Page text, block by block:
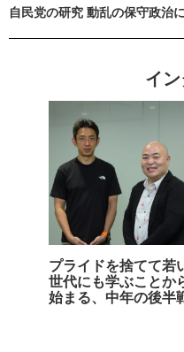
自民党の研究 動乱の保守政治
イ
プライドを捨てて若
世代にも学ぶことか
始まる、中年の後半